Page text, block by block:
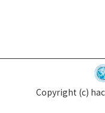
Copyright (c)